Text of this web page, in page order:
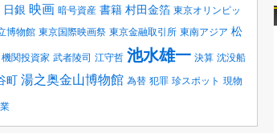
日銀 映画 暗号資産 書籍 村田金箔 東京オリンピッ
博物館 東京国際映画祭 東京金融取引所 東南アジア 松
機関投資家 武者陵司 江守哲 池水雄一 決算 沈没船
町 湯之奥金山博物館 為替 犯罪 珍スポット 現物